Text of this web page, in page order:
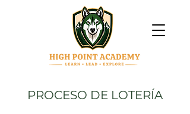
PROCESO DE LOTERÍA